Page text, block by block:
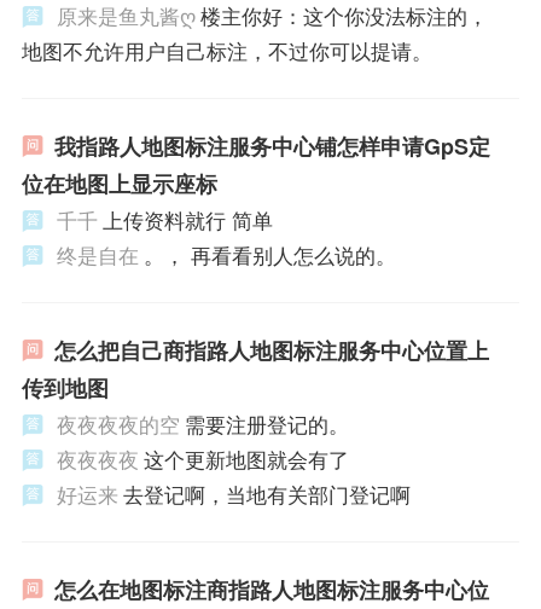
原来是鱼丸酱ღ楼主你好：这个你没法标注的，
地图不允许用户自己标注，不过你可以提请。
我指路人地图标注服务中心铺怎样申请GpS定
位在地图上显示座标
千千 上传资料就行 简单
终是自在 。， 再看看别人怎么说的。
怎么把自己商指路人地图标注服务中心位置上
传到地图
夜夜夜夜的空 需要注册登记的。
夜夜夜夜 这个更新地图就会有了
好运来 去登记啊，当地有关部门登记啊
怎么在地图标注商指路人地图标注服务中心位